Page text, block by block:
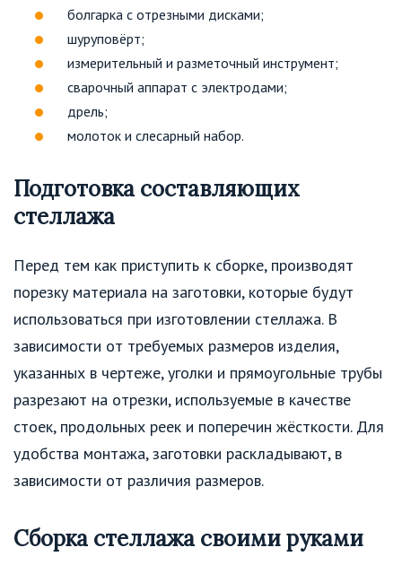
болгарка с отрезными дисками;
шуруповёрт;
измерительный и разметочный инструмент;
сварочный аппарат с электродами;
дрель;
молоток и слесарный набор.
Подготовка составляющих
стеллажа
Перед тем как приступить к сборке, производят
порезку материала на заготовки, которые будут
использоваться при изготовлении стеллажа. В
зависимости от требуемых размеров изделия,
указанных в чертеже, уголки и прямоугольные трубы
разрезают на отрезки, используемые в качестве
стоек, продольных реек и поперечин жёсткости. Для
удобства монтажа, заготовки раскладывают, в
зависимости от различия размеров.
Сборка стеллажа своими руками